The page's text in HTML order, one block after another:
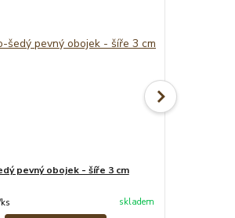
pevný obojek - šíře 3 cm
ks skladem